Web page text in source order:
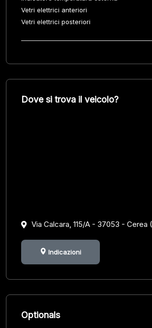
Vetri elettrici anteriori
Vetri elettrici posteriori
Dove si trova il veicolo?
Via Calcara, 115/A - 37053 - Cerea
Indicazioni
Optionals